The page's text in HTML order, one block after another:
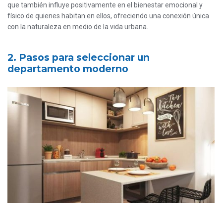
que también influye positivamente en el bienestar emocional y
físico de quienes habitan en ellos, ofreciendo una conexión única
con la naturaleza en medio de la vida urbana.
2. Pasos para seleccionar un
departamento moderno